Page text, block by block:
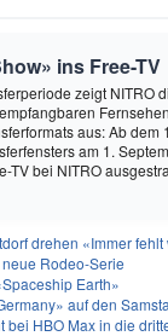
ins Free-TV
zeigt NITRO
aus: Ab dem
am 1.
TV bei NITRO
drehen «Immer fehlt
Rodeo-Serie
Earth»
auf den
bei HBO Max in die